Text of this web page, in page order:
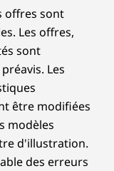
offres sont
Les offres,
sont
Les
être modifiées
modèles
d'illustration.
des erreurs